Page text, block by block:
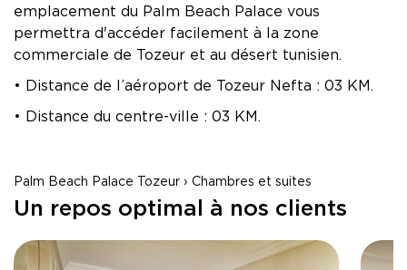
emplacement du Palm Beach Palace vous
permettra d'accéder facilement à la zone
commerciale de Tozeur et au désert tunisien.
• Distance de l’aéroport de Tozeur Nefta : 03 KM.
• Distance du centre-ville : 03 KM.
Palm Beach Palace Tozeur › Chambres et suites
Un repos optimal à nos clients